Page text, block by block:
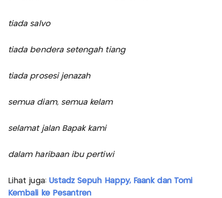
tiada salvo
tiada bendera setengah tiang
tiada prosesi jenazah
semua diam, semua kelam
selamat jalan Bapak kami
dalam haribaan ibu pertiwi
Lihat juga: Ustadz Sepuh Happy, Faank dan Tomi
Kembali ke Pesantren